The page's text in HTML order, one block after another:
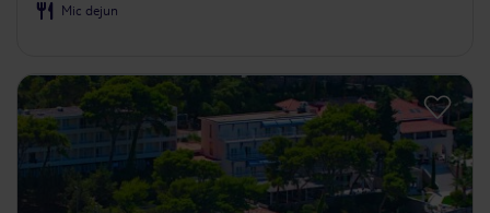
Mic dejun